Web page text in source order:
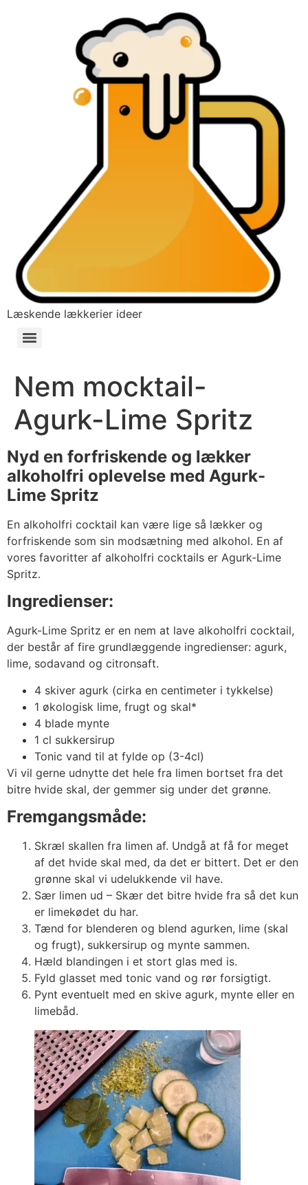
Læskende lækkerier ideer
Nem mocktail-
Agurk-Lime Spritz
Nyd en forfriskende og lækker
alkoholfri oplevelse med Agurk-
Lime Spritz
En alkoholfri cocktail kan være lige så lækker og
forfriskende som sin modsætning med alkohol. En af
vores favoritter af alkoholfri cocktails er Agurk-Lime
Spritz.
Ingredienser:
Agurk-Lime Spritz er en nem at lave alkoholfri cocktail,
der består af fire grundlæggende ingredienser: agurk,
lime, sodavand og citronsaft.
4 skiver agurk (cirka en centimeter i tykkelse)
1 økologisk lime, frugt og skal*
4 blade mynte
1 cl sukkersirup
Tonic vand til at fylde op (3-4cl)
Vi vil gerne udnytte det hele fra limen bortset fra det
bitre hvide skal, der gemmer sig under det grønne.
Fremgangsmåde:
Skræl skallen fra limen af. Undgå at få for meget
af det hvide skal med, da det er bittert. Det er den
grønne skal vi udelukkende vil have.
Sær limen ud – Skær det bitre hvide fra så det kun
er limekødet du har.
Tænd for blenderen og blend agurken, lime (skal
og frugt), sukkersirup og mynte sammen.
Hæld blandingen i et stort glas med is.
Fyld glasset med tonic vand og rør forsigtigt.
Pynt eventuelt med en skive agurk, mynte eller en
limebåd.